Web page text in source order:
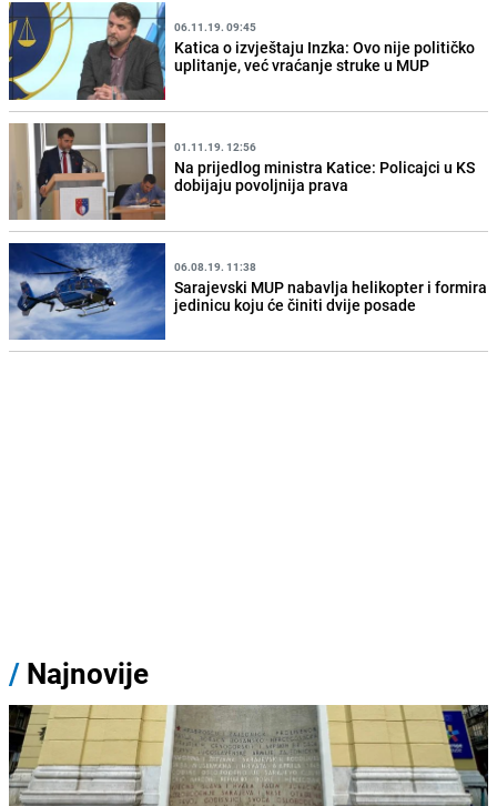
06.11.19. 09:45
Katica o izvještaju Inzka: Ovo nije političko
uplitanje, već vraćanje struke u MUP
01.11.19. 12:56
Na prijedlog ministra Katice: Policajci u KS
dobijaju povoljnija prava
06.08.19. 11:38
Sarajevski MUP nabavlja helikopter i formira
jedinicu koju će činiti dvije posade
/ Najnovije